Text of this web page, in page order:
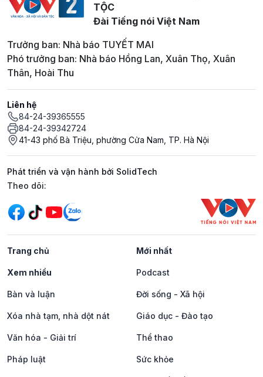
TỘC
Đài Tiếng nói Việt Nam
Trưởng ban: Nhà báo TUYẾT MAI
Phó trưởng ban: Nhà báo Hồng Lan, Xuân Thọ, Xuân
Thân, Hoài Thu
Liên hệ
84-24-39365555
84-24-39342724
41-43 phố Bà Triệu, phường Cửa Nam, TP. Hà Nội
Phát triển và vận hành bởi SolidTech
Mạng xã hội
Theo dõi:
Trang chủ Mới nhất
Xem nhiều Podcast
Bàn và luận Đời sống - Xã hội
Xóa nhà tạm, nhà dột nát Giáo dục - Đào tạo
Văn hóa - Giải trí Thể thao
Pháp luật Sức khỏe